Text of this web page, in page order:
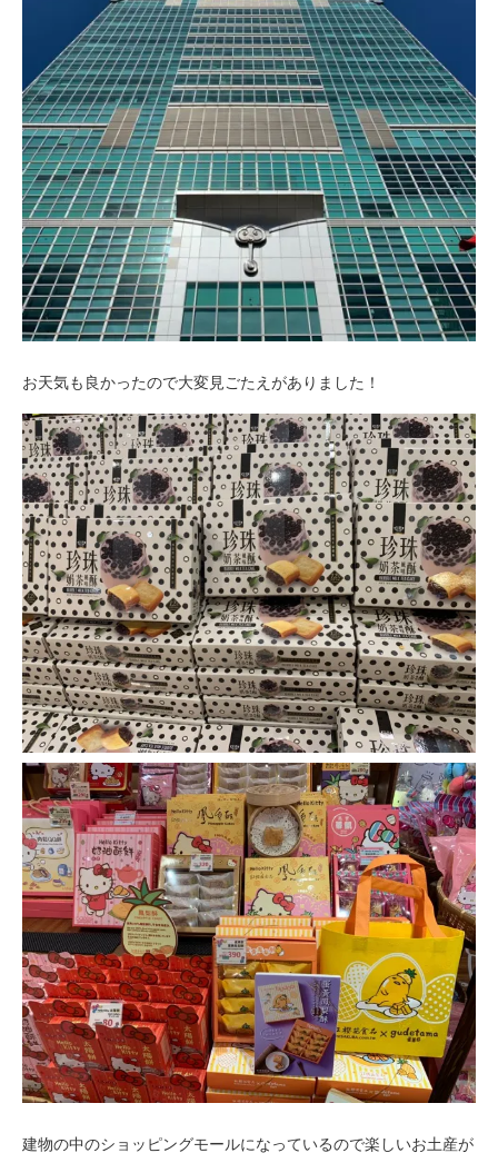
お天気も良かったので大変見ごたえがありました！
建物の中のショッピングモールになっているので楽しいお土産が